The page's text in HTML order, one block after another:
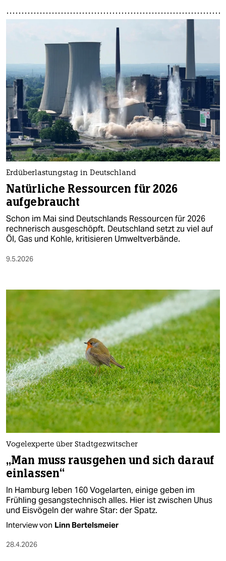
Erdüberlastungstag in Deutschland
Natürliche Ressourcen für 2026
aufgebraucht
Schon im Mai sind Deutschlands Ressourcen für 2026
rechnerisch ausgeschöpft. Deutschland setzt zu viel auf
Öl, Gas und Kohle, kritisieren Umweltverbände.
9.5.2026
Vogelexperte über Stadtgezwitscher
„Man muss rausgehen und sich darauf
einlassen“
In Hamburg leben 160 Vogelarten, einige geben im
Frühling gesangstechnisch alles. Hier ist zwischen Uhus
und Eisvögeln der wahre Star: der Spatz.
Interview von Linn Bertelsmeier
28.4.2026